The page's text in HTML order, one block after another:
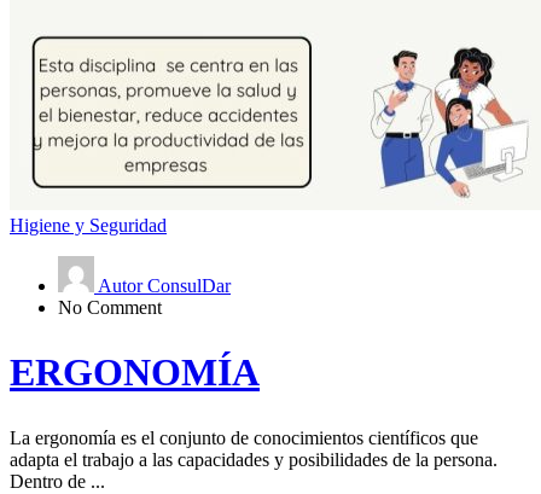
Higiene y Seguridad
Autor ConsulDar
No Comment
ERGONOMÍA
La ergonomía es el conjunto de conocimientos científicos que
adapta el trabajo a las capacidades y posibilidades de la persona.
Dentro de ...